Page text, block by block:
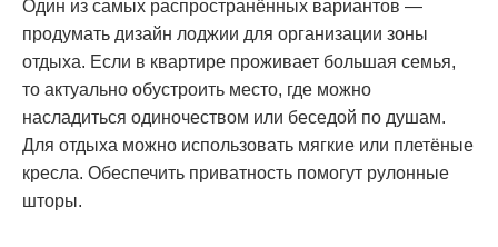
Один из самых распространённых вариантов —
продумать дизайн лоджии для организации зоны
отдыха. Если в квартире проживает большая семья,
то актуально обустроить место, где можно
насладиться одиночеством или беседой по душам.
Для отдыха можно использовать мягкие или плетёные
кресла. Обеспечить приватность помогут рулонные
шторы.